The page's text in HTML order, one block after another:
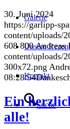
Galerie
Unsere
Kontakt
Suche
30. Juni 2024
https://garlipp-
content/uploads/
608 800 Andreas
content/uploads/
300x72.png
08:28:54
Ein
alle!